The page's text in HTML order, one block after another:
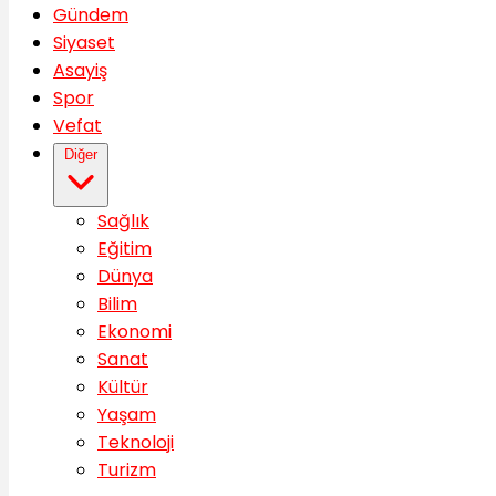
Gündem
Siyaset
Asayiş
Spor
Vefat
Diğer
Sağlık
Eğitim
Dünya
Bilim
Ekonomi
Sanat
Kültür
Yaşam
Teknoloji
Turizm